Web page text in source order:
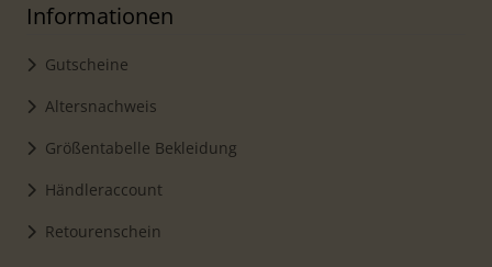
Informationen
Gutscheine
Altersnachweis
Größentabelle Bekleidung
Händleraccount
Retourenschein